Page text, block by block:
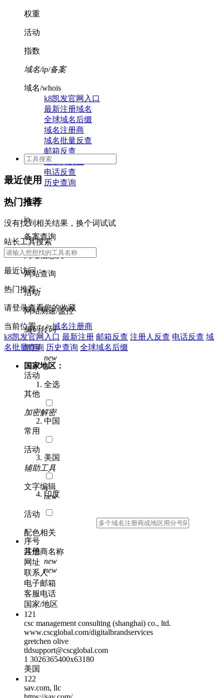
权重
活动
指数
域名/ip/备案
域名/whois
k8凯发官网入口
最新注册域名
全球域名后缀
域名注册商
域名批量反查
邮箱反查
注册人反查
电话反查
历史查询
活动
ip
备案查询
网站信息类
网站查询
活动
网站测速/监控
编码转码
常用
new
活动
其他
加密解密
常用
活动
辅助工具
文字编辑
new
活动
配色相关
其他
new
new
最近使用
热门推荐
没有找到相关结果，换个词试试
站长工具搜索
最近访问：
热门推荐：
请登录查看您的收藏
当前位置： >域名注册商
k8凯发官网入口 最新注册 邮箱反查 注册人反查 电话反查 域
名批量查询 历史查询 全球域名后缀
国家地区：
全选
中国
美国
印度
序号
注册商名称
网址
联系人
电子邮箱
客服电话
国家/地区
121
csc management consulting (shanghai) co., ltd.
www.cscglobal.com/digitalbrandservices
gretchen olive
tldsupport@cscglobal.com
1 3026365400x63180
美国
122
sav.com, llc